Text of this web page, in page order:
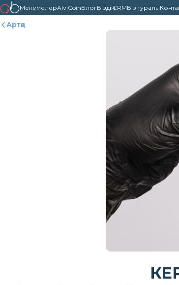
МекемелерAlviCoinБлогБіздің CRMБіз туралы
Артқа